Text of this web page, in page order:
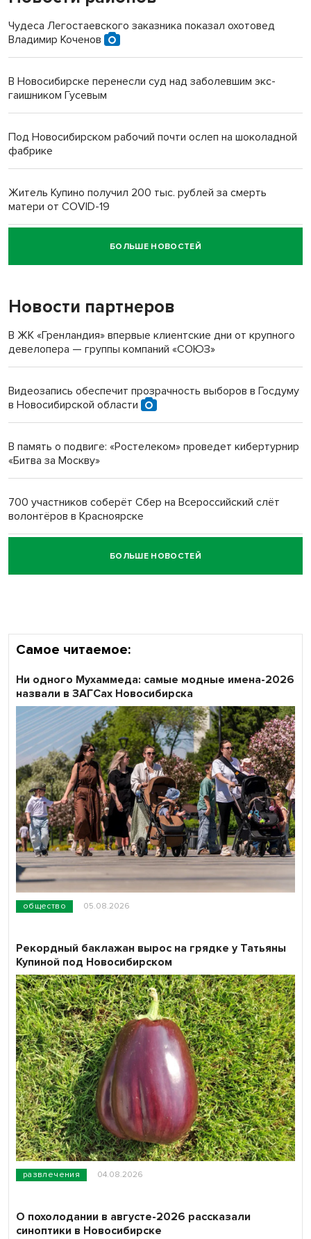
Чудеса Легостаевского заказника показал охотовед
Владимир Коченов
В Новосибирске перенесли суд над заболевшим экс-
гаишником Гусевым
Под Новосибирском рабочий почти ослеп на шоколадной
фабрике
Житель Купино получил 200 тыс. рублей за смерть
матери от COVID-19
Новосибирский суд наказал водителя за смерть
пенсионерки на вокзале
«Мы живём на пастбище!»: в новосибирском селе лошади
терроризируют жителей
Новосибирский преподаватель с женой вошли в топ-16
БОЛЬШЕ НОВОСТЕЙ
Новости партнеров
В ЖК «Гренландия» впервые клиентские дни от крупного
девелопера — группы компаний «СОЮЗ»
Видеозапись обеспечит прозрачность выборов в Госдуму
в Новосибирской области
В память о подвиге: «Ростелеком» проведет кибертурнир
«Битва за Москву»
700 участников соберёт Сбер на Всероссийский слёт
волонтёров в Красноярске
Честный выбор: видеонаблюдение обеспечит
объективность результатов ЕДГ в Новосибирской
БОЛЬШЕ НОВОСТЕЙ
Самое читаемое:
общество 05.08.2026
Ни одного Мухаммеда: самые модные имена-2026
назвали в ЗАГСах Новосибирска
развлечения 04.08.2026
Рекордный баклажан вырос на грядке у Татьяны
Купиной под Новосибирском
О похолодании в августе-2026 рассказали
синоптики в Новосибирске